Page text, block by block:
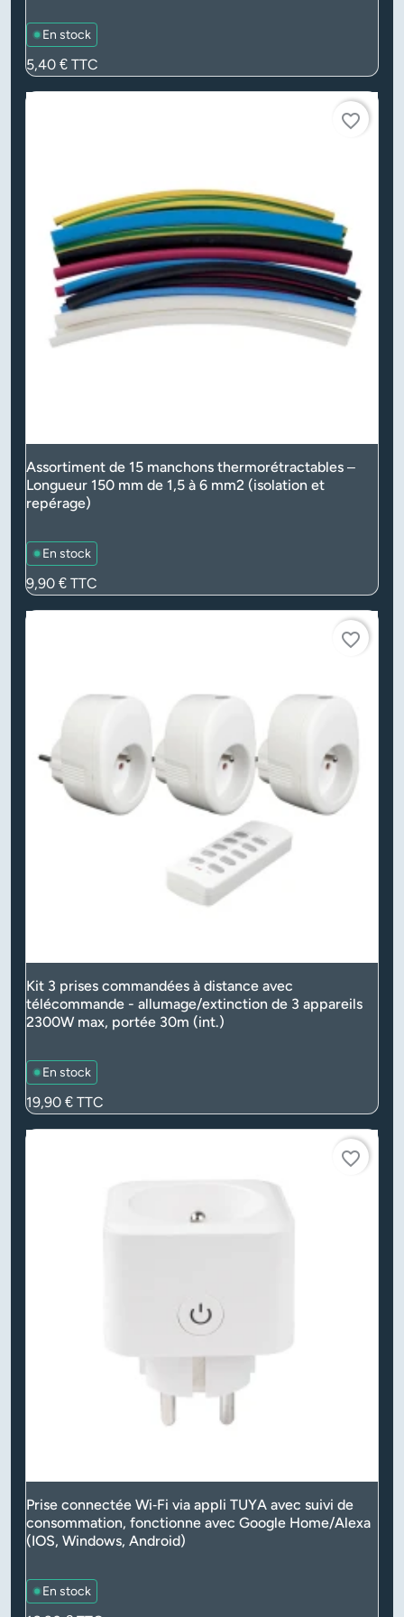
En stock
Prix
5,40 € TTC
favorite_border
Assortiment de 15 manchons thermorétractables –
Longueur 150 mm de 1,5 à 6 mm2 (isolation et
repérage)
En stock
Prix
9,90 € TTC
favorite_border
Kit 3 prises commandées à distance avec
télécommande - allumage/extinction de 3 appareils
2300W max, portée 30m (int.)
En stock
Prix
19,90 € TTC
favorite_border
Prise connectée Wi‑Fi via appli TUYA avec suivi de
consommation, fonctionne avec Google Home/Alexa
(IOS, Windows, Android)
En stock